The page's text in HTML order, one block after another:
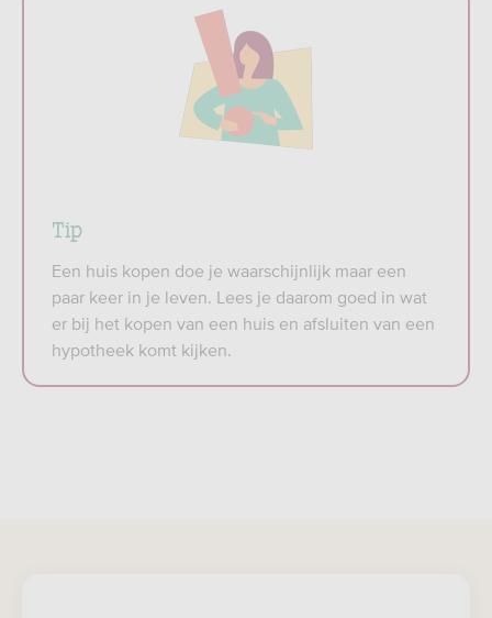
Tip
Een huis kopen doe je waarschijnlijk maar een
paar keer in je leven. Lees je daarom goed in wat
er bij het kopen van een huis en afsluiten van een
hypotheek komt kijken.